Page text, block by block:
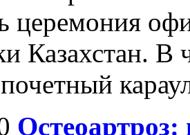
церемония
Казахстан. В